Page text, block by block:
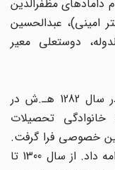
مظفرالدین
عبدالحسین
دوستعلی معیر
سید حسن امامی فرزند سید ابوالقاسم در سال 1282 هـ.ش در
تحصیلات
خصوصی فرا گرفت.
تحصیلات علوم دینی را در نجف اشرف ادامه داد. از سال 1300 تا